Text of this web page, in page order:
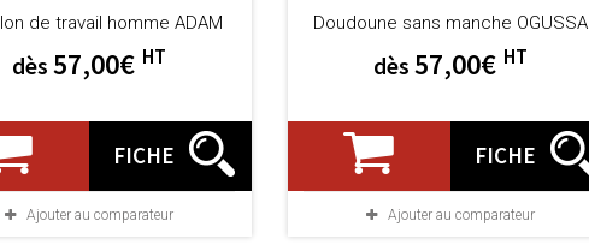
de travail homme ADAM
dès 57,00€ HT
FICHE
Ajouter au comparateur
Doudoune sans manche OGUSSA
dès 57,00€ HT
FICHE
Ajouter au comparateur